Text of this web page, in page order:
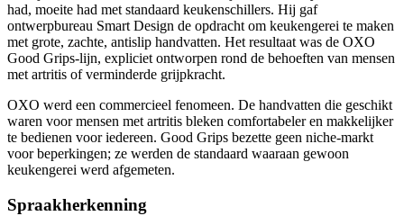
had, moeite had met standaard keukenschillers. Hij gaf
ontwerpbureau Smart Design de opdracht om keukengerei te maken
met grote, zachte, antislip handvatten. Het resultaat was de OXO
Good Grips-lijn, expliciet ontworpen rond de behoeften van mensen
met artritis of verminderde grijpkracht.
OXO werd een commercieel fenomeen. De handvatten die geschikt
waren voor mensen met artritis bleken comfortabeler en makkelijker
te bedienen voor iedereen. Good Grips bezette geen niche-markt
voor beperkingen; ze werden de standaard waaraan gewoon
keukengerei werd afgemeten.
Spraakherkenning